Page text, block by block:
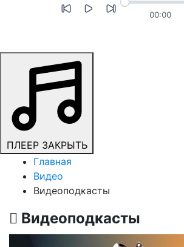
00:00
ПЛЕЕР ЗАКРЫТЬ
Главная
Видео
Видеоподкасты
Видеоподкасты